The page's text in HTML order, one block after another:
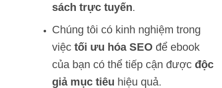
sách trực tuyến.
Chúng tôi có kinh nghiệm trong
việc tối ưu hóa SEOđể ebook
của bạn có thể tiếp cận được độc
giả mục tiêu hiệu quả.